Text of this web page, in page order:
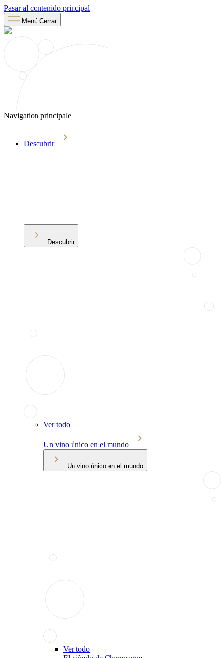
Pasar al contenido principal
Menú Cerrar
Navigation principale
Descubrir
Descubrir
Ver todo
Un vino único en el mundo
Un vino único en el mundo
Ver todo